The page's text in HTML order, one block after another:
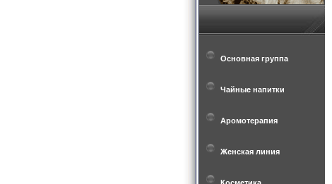
Основная группа
Чайные напитки
Аромотерапия
Женская линия